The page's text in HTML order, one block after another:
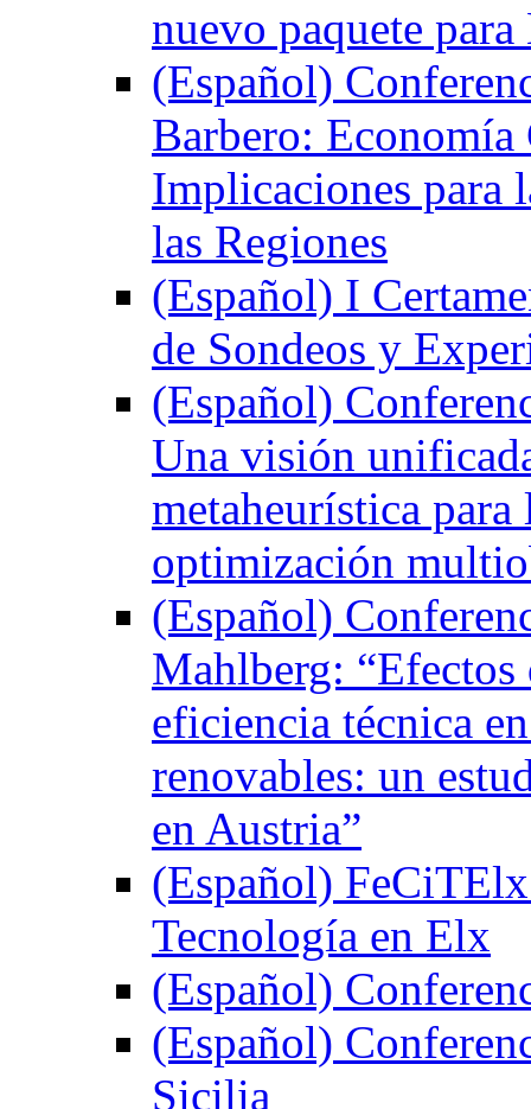
nuevo paquete
(Español)
Barbero: Economía
Implicaciones para
las Regiones
(Español) I
de Sondeos y
(Español)
Una visión
metaheurística
optimización
(Español)
Mahlberg:
eficiencia técnica
renovables: un
en Austria”
(Español)
Tecnología en Elx
(Español)
(Español)
Sicilia